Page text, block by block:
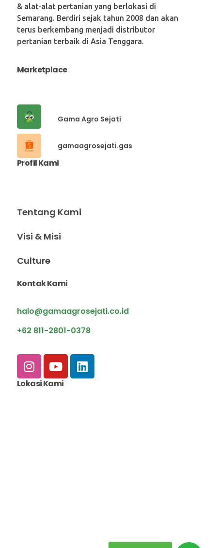
& alat-alat pertanian yang berlokasi di
Semarang. Berdiri sejak tahun 2008 dan akan
terus berkembang menjadi distributor
pertanian terbaik di Asia Tenggara.
Marketplace
Gama Agro Sejati
gamaagrosejati.gas
Profil Kami
Tentang Kami
Visi & Misi
Culture
Kontak Kami
halo@gamaagrosejati.co.id
+62 811-2801-0378
Lokasi Kami